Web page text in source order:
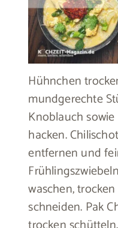
Hühnchen
mundgerechte
Knoblauch
hacken.
entfernen und
waschen,
schneiden. Pak